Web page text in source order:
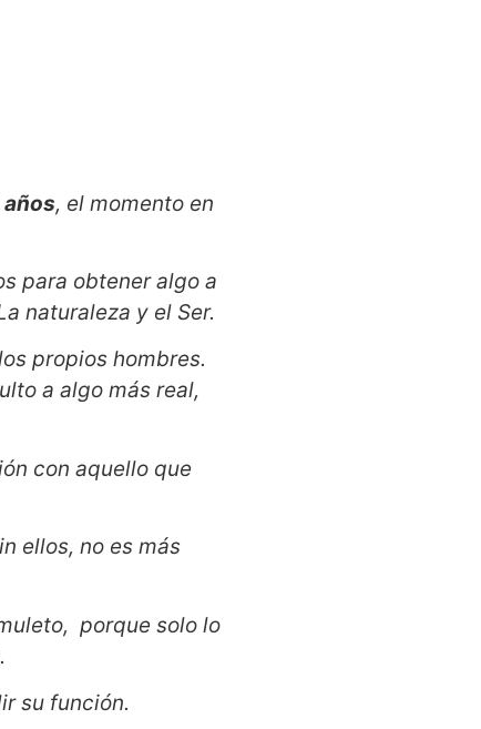
, el momento en
para obtener algo a
naturaleza y el Ser.
propios hombres.
a algo más real,
con aquello que
ellos, no es más
porque solo lo
.
su función.